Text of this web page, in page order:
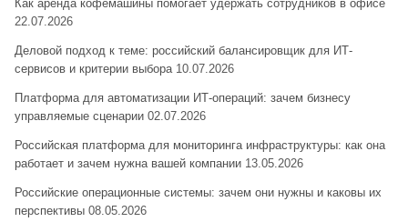
Как аренда кофемашины помогает удержать сотрудников в офисе
22.07.2026
Деловой подход к теме: российский балансировщик для ИТ-
сервисов и критерии выбора 10.07.2026
Платформа для автоматизации ИТ-операций: зачем бизнесу
управляемые сценарии 02.07.2026
Российская платформа для мониторинга инфраструктуры: как она
работает и зачем нужна вашей компании 13.05.2026
Российские операционные системы: зачем они нужны и каковы их
перспективы 08.05.2026